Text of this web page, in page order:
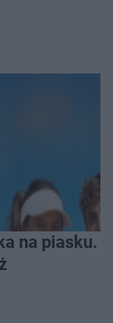
Sport odwiedzi 10